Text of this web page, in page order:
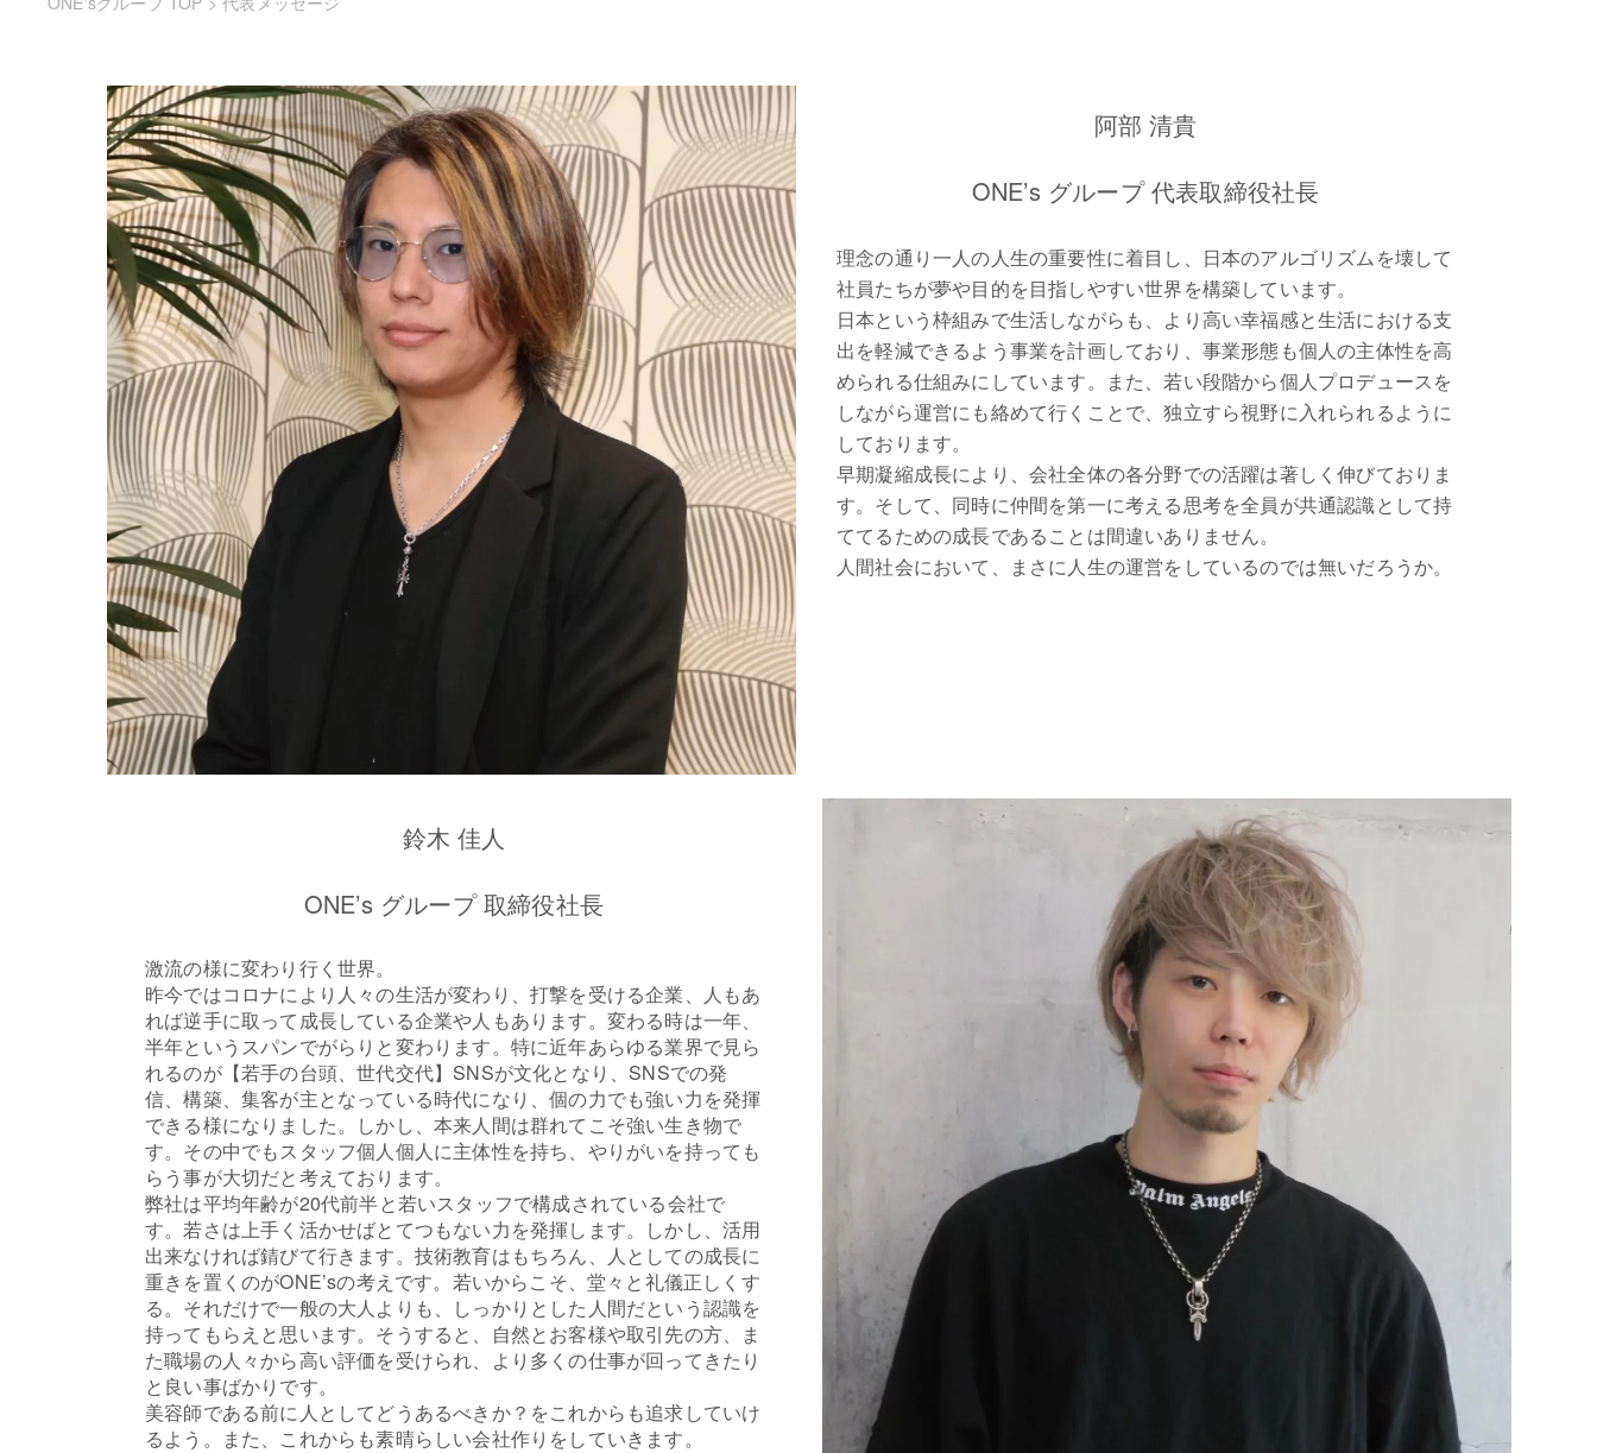
阿部 清貴
ONE’s グループ 代表取締役社長
理念の通り一人の人生の重要性に着目し、日本のアルゴリズムを壊して
社員たちが夢や目的を目指しやすい世界を構築しています。
日本という枠組みで生活しながらも、より高い幸福感と生活における支
出を軽減できるよう事業を計画しており、事業形態も個人の主体性を高
められる仕組みにしています。また、若い段階から個人プロデュースを
しながら運営にも絡めて行くことで、独立すら視野に入れられるように
しております。
早期凝縮成長により、会社全体の各分野での活躍は著しく伸びておりま
す。そして、同時に仲間を第一に考える思考を全員が共通認識として持
ててるための成長であることは間違いありません。
人間社会において、まさに人生の運営をしているのでは無いだろうか。
鈴木 佳人
ONE’s グループ 取締役社長
激流の様に変わり行く世界。
昨今ではコロナにより人々の生活が変わり、打撃を受ける企業、人もあ
れば逆手に取って成長している企業や人もあります。変わる時は一年、
半年というスパンでがらりと変わります。特に近年あらゆる業界で見ら
れるのが【若手の台頭、世代交代】SNSが文化となり、SNSでの発
信、構築、集客が主となっている時代になり、個の力でも強い力を発揮
できる様になりました。しかし、本来人間は群れてこそ強い生き物で
す。その中でもスタッフ個人個人に主体性を持ち、やりがいを持っても
らう事が大切だと考えております。
弊社は平均年齢が20代前半と若いスタッフで構成されている会社で
す。若さは上手く活かせばとてつもない力を発揮します。しかし、活用
出来なければ錆びて行きます。技術教育はもちろん、人としての成長に
重きを置くのがONE’sの考えです。若いからこそ、堂々と礼儀正しくす
る。それだけで一般の大人よりも、しっかりとした人間だという認識を
持ってもらえと思います。そうすると、自然とお客様や取引先の方、ま
た職場の人々から高い評価を受けられ、より多くの仕事が回ってきたり
と良い事ばかりです。
美容師である前に人としてどうあるべきか？をこれからも追求していけ
るよう。また、これからも素晴らしい会社作りをしていきます。